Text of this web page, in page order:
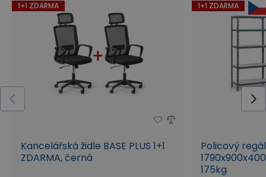
1+1 ZDARMA
Kancelářská židle BASE PLUS 1+1
ZDARMA, černá
1+1 ZDARMA
Policový regál
175kg